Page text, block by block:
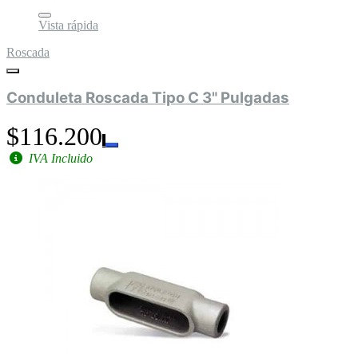
Vista rápida
Roscada
Conduleta Roscada Tipo C 3" Pulgadas
$116.200
IVA Incluido